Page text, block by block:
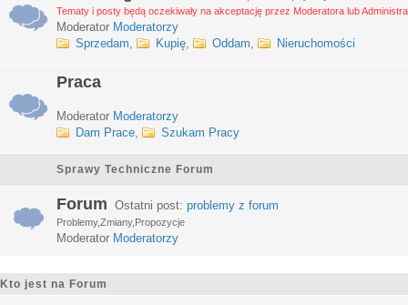
Tematy i posty będą oczekiwały na akceptację przez Moderatora lub
Moderator Moderatorzy
Sprzedam, Kupię, Oddam, Nieruchomości
Praca
Moderator Moderatorzy
Dam Prace, Szukam Pracy
Sprawy Techniczne Forum
Forum Ostatni post: problemy z forum
Problemy,Zmiany,Propozycje
Moderator Moderatorzy
Kto jest na Forum